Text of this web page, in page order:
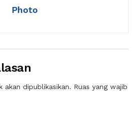
Photo
akan dipublikasikan. Ruas yang wajib